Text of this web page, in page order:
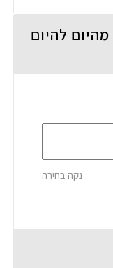
להיום
נקה בחירה